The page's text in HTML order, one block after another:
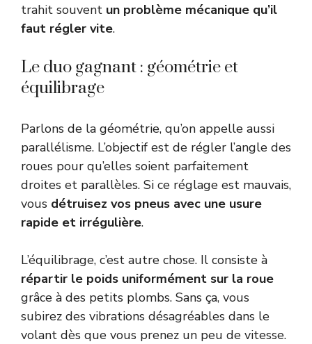
trahit souvent un problème mécanique qu’il
faut régler vite.
Le duo gagnant : géométrie et
équilibrage
Parlons de la géométrie, qu’on appelle aussi
parallélisme. L’objectif est de régler l’angle des
roues pour qu’elles soient parfaitement
droites et parallèles. Si ce réglage est mauvais,
vous détruisez vos pneus avec une usure
rapide et irrégulière.
L’équilibrage, c’est autre chose. Il consiste à
répartir le poids uniformément sur la roue
grâce à des petits plombs. Sans ça, vous
subirez des vibrations désagréables dans le
volant dès que vous prenez un peu de vitesse.